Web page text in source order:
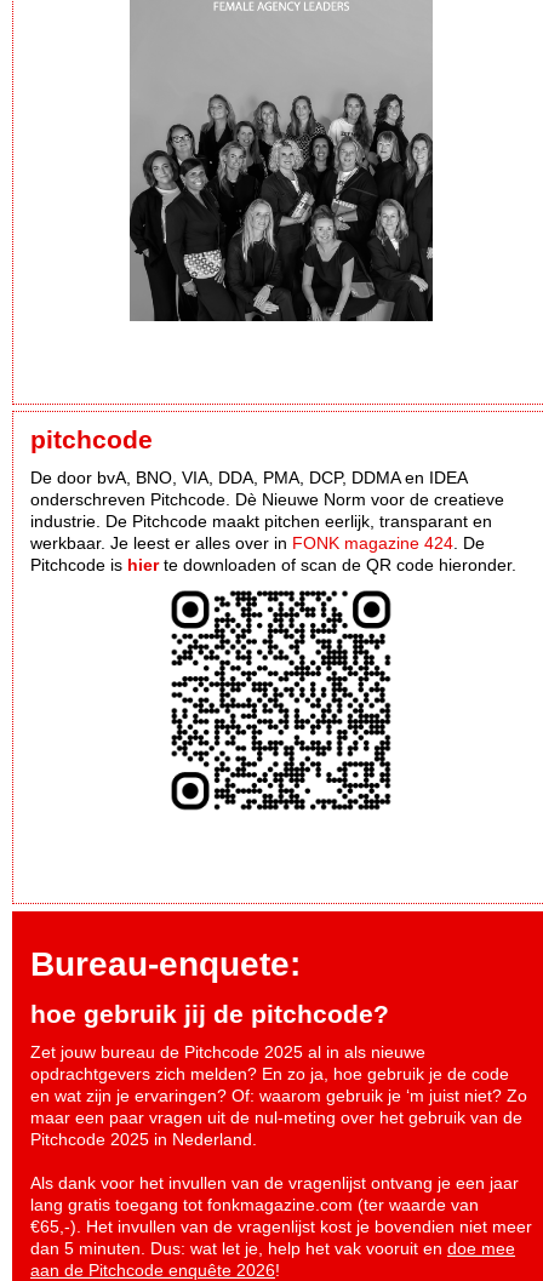
pitchcode
De door bvA, BNO, VIA, DDA, PMA, DCP, DDMA en IDEA
onderschreven Pitchcode. Dè Nieuwe Norm voor de creatieve
industrie. De Pitchcode maakt pitchen eerlijk, transparant en
werkbaar. Je leest er alles over in FONK magazine 424 . De
Pitchcode is hierte downloaden of scan de QR code hieronder.
Bureau-enquete:
hoe gebruik jij de pitchcode?
Zet jouw bureau de Pitchcode 2025 al in als nieuwe
opdrachtgevers zich melden? En zo ja, hoe gebruik je de code
en wat zijn je ervaringen? Of: waarom gebruik je ‘m juist niet? Zo
maar een paar vragen uit de nul-meting over het gebruik van de
Pitchcode 2025 in Nederland.
Als dank voor het invullen van de vragenlijst ontvang je een jaar
lang gratis toegang tot fonkmagazine.com (ter waarde van
€65,-). Het invullen van de vragenlijst kost je bovendien niet meer
dan 5 minuten. Dus: wat let je, help het vak vooruit en doe mee
aan de Pitchcode enquête 2026!